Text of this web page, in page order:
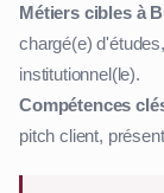
Métiers cibles à
chargé(e)
institutionnel(le).
Compétences
pitch client,